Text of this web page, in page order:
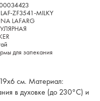
ZF3541-MILKY
LAFARG
для запекания
см. Материал:
в духовке (до 230°C) и